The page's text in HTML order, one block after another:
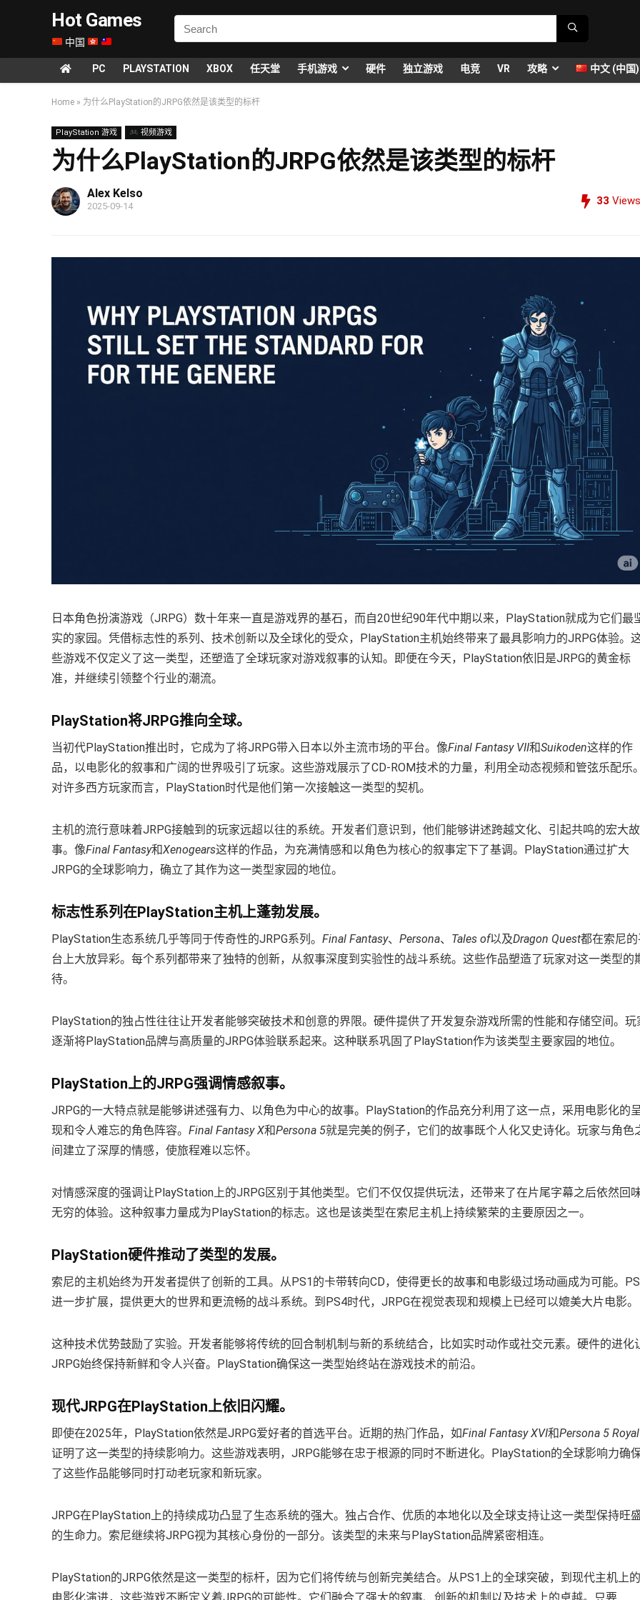
Hot Games
中国
PC PLAYSTATION XBOX 任天堂 手机游戏 硬件 独立游戏 电竞 VR 攻略 中文 (中国)
Home » 为什么PlayStation的JRPG依然是该类型的标杆
PlayStation 游戏 视频游戏
为什么PlayStation的JRPG依然是该类型的标杆
Alex Kelso
2025-09-14 33 Views
日本角色扮演游戏（JRPG）数十年来一直是游戏界的基石，而自20世纪90年代中期以来，PlayStation就成为它们最
实的家园。凭借标志性的系列、技术创新以及全球化的受众，PlayStation主机始终带来了最具影响力的JRPG体验。
些游戏不仅定义了这一类型，还塑造了全球玩家对游戏叙事的认知。即便在今天，PlayStation依旧是JRPG的黄金标
准，并继续引领整个行业的潮流。
PlayStation将JRPG推向全球。
当初代PlayStation推出时，它成为了将JRPG带入日本以外主流市场的平台。像Final Fantasy VII和Suikoden这样的作
品，以电影化的叙事和广阔的世界吸引了玩家。这些游戏展示了CD-ROM技术的力量，利用全动态视频和管弦乐配乐。
对许多西方玩家而言，PlayStation时代是他们第一次接触这一类型的契机。
主机的流行意味着JRPG接触到的玩家远超以往的系统。开发者们意识到，他们能够讲述跨越文化、引起共鸣的宏大故
事。像Final Fantasy和Xenogears这样的作品，为充满情感和以角色为核心的叙事定下了基调。PlayStation通过扩大
JRPG的全球影响力，确立了其作为这一类型家园的地位。
标志性系列在PlayStation主机上蓬勃发展。
PlayStation生态系统几乎等同于传奇性的JRPG系列。 Final Fantasy、 Persona、 Tales of以及Dragon Quest都在索尼
台上大放异彩。每个系列都带来了独特的创新，从叙事深度到实验性的战斗系统。这些作品塑造了玩家对这一类型的
待。
PlayStation的独占性往往让开发者能够突破技术和创意的界限。硬件提供了开发复杂游戏所需的性能和存储空间。玩
逐渐将PlayStation品牌与高质量的JRPG体验联系起来。这种联系巩固了PlayStation作为该类型主要家园的地位。
PlayStation上的JRPG强调情感叙事。
JRPG的一大特点就是能够讲述强有力、以角色为中心的故事。PlayStation的作品充分利用了这一点，采用电影化的
现和令人难忘的角色阵容。 Final Fantasy X和Persona 5就是完美的例子，它们的故事既个人化又史诗化。玩家与角色
间建立了深厚的情感，使旅程难以忘怀。
对情感深度的强调让PlayStation上的JRPG区别于其他类型。它们不仅仅提供玩法，还带来了在片尾字幕之后依然回
无穷的体验。这种叙事力量成为PlayStation的标志。这也是该类型在索尼主机上持续繁荣的主要原因之一。
PlayStation硬件推动了类型的发展。
索尼的主机始终为开发者提供了创新的工具。从PS1的卡带转向CD，使得更长的故事和电影级过场动画成为可能。
进一步扩展，提供更大的世界和更流畅的战斗系统。到PS4时代，JRPG在视觉表现和规模上已经可以媲美大片电影。
这种技术优势鼓励了实验。开发者能够将传统的回合制机制与新的系统结合，比如实时动作或社交元素。硬件的进化
JRPG始终保持新鲜和令人兴奋。PlayStation确保这一类型始终站在游戏技术的前沿。
现代JRPG在PlayStation上依旧闪耀。
即使在2025年，PlayStation依然是JRPG爱好者的首选平台。近期的热门作品，如Final Fantasy XVI和Persona 5 Royal
证明了这一类型的持续影响力。这些游戏表明，JRPG能够在忠于根源的同时不断进化。PlayStation的全球影响力确
了这些作品能够同时打动老玩家和新玩家。
JRPG在PlayStation上的持续成功凸显了生态系统的强大。独占合作、优质的本地化以及全球支持让这一类型保持旺
的生命力。索尼继续将JRPG视为其核心身份的一部分。该类型的未来与PlayStation品牌紧密相连。
PlayStation的JRPG依然是这一类型的标杆，因为它们将传统与创新完美结合。从PS1上的全球突破，到现代主机上的